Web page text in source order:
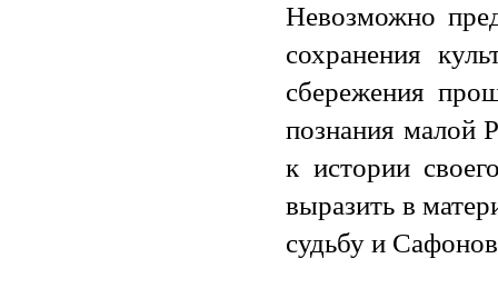
Невозможно
сохранения
сбережения
познания малой
к истории
выразить в
судьбу и